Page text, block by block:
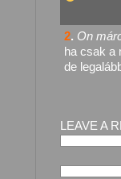
2. On
ha csak a
de
LEAVE A